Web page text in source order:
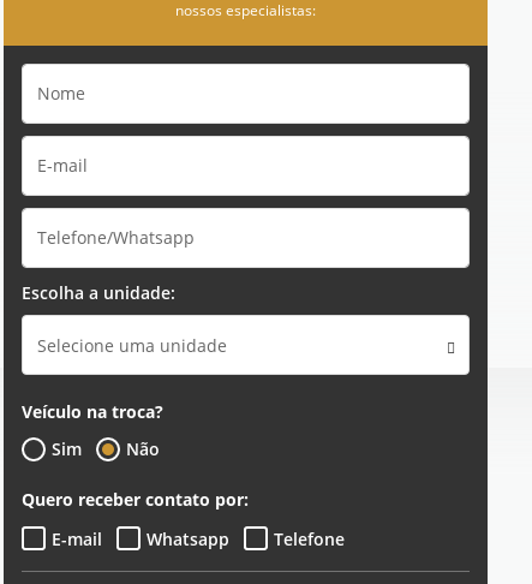
nossos especialistas:
Escolha a unidade:
Selecione uma unidade
Veículo na troca?
Sim
Não
Quero receber contato por:
E-mail
Whatsapp Telefone